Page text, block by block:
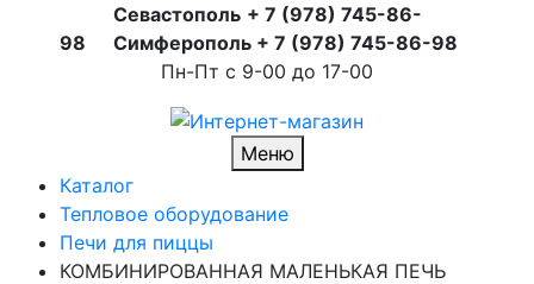
Севастополь + 7 (978) 745-86-
98
Симферополь + 7 (978) 745-86-98
Пн-Пт с 9-00 до 17-00
Меню
Каталог
Тепловое оборудование
Печи для пиццы
КОМБИНИРОВАННАЯ МАЛЕНЬКАЯ ПЕЧЬ